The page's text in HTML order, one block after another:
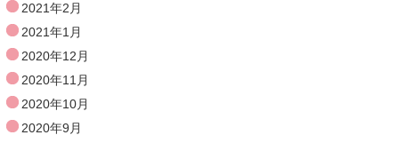
2021年2月
2021年1月
2020年12月
2020年11月
2020年10月
2020年9月